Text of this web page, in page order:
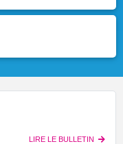
LIRE LE BULLETIN